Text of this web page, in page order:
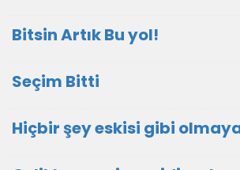
Bitsin Artık Bu yol!
Seçim Bitti
Hiçbir şey eskisi gibi